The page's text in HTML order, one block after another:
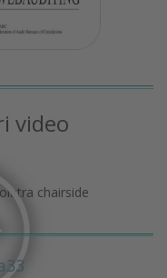
video
chairside